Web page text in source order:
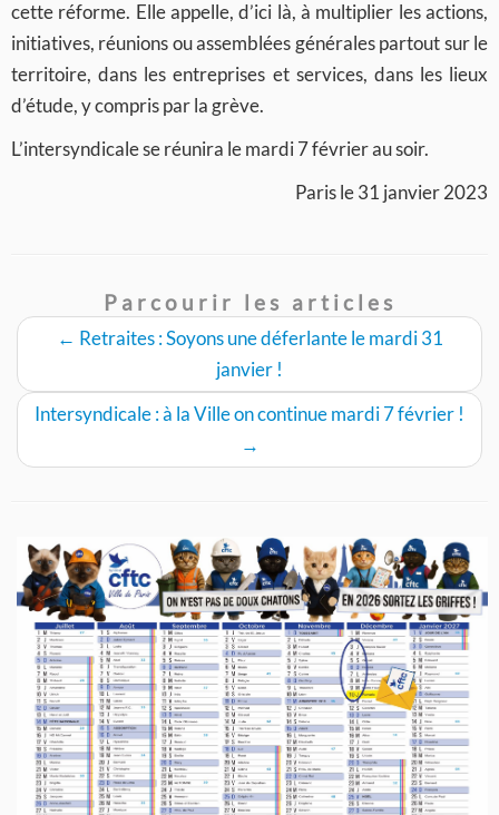
cette réforme. Elle appelle, d’ici là, à multiplier les actions,
initiatives, réunions ou assemblées générales partout sur le
territoire, dans les entreprises et services, dans les lieux
d’étude, y compris par la grève.
L’intersyndicale se réunira le mardi 7 février au soir.
Paris le 31 janvier 2023
Parcourir les articles
← Retraites : Soyons une déferlante le mardi 31
janvier !
Intersyndicale : à la Ville on continue mardi 7 février !
→